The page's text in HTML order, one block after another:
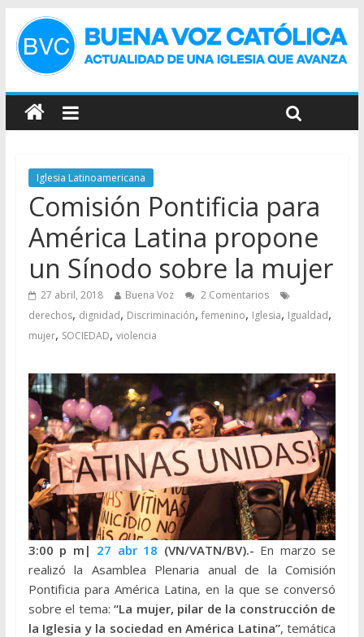
Iglesia Latinoamericana
Comisión Pontificia para
América Latina propone
un Sínodo sobre la mujer
27 abril, 2018 Buena Voz
2 Comentarios
derechos, dignidad, Discriminación, femenino, Iglesia, Igualdad,
mujer, SOCIEDAD, violencia
3:00 p m| 27 abr 18 (VN/VATN/BV).- En marzo se
realizó la Asamblea Plenaria anual de la Comisión
Pontificia para América Latina, en la que se conversó
sobre el tema: “La mujer, pilar de la construcción de
la Iglesia y la sociedad en América Latina”, temática